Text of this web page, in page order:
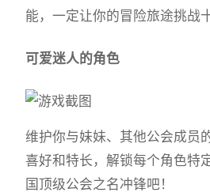
能，一定让你的冒险旅途挑战
可爱迷人的角色
维护你与妹妹、其他公会成员
喜好和特长，解锁每个角色特
国顶级公会之名冲锋吧！